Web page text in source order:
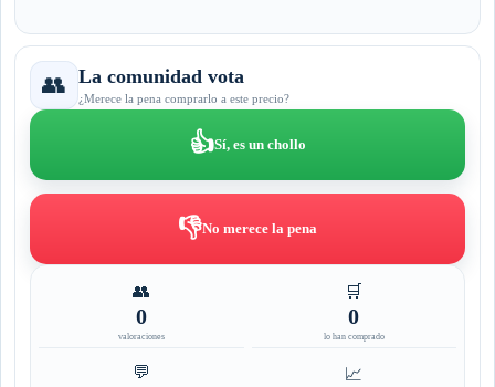
👥 La comunidad vota
¿Merece la pena comprarlo a este precio?
👍Sí, es un chollo
👎No merece la pena
👥
0
valoraciones
🛒
0
lo han comprado
💬 📈